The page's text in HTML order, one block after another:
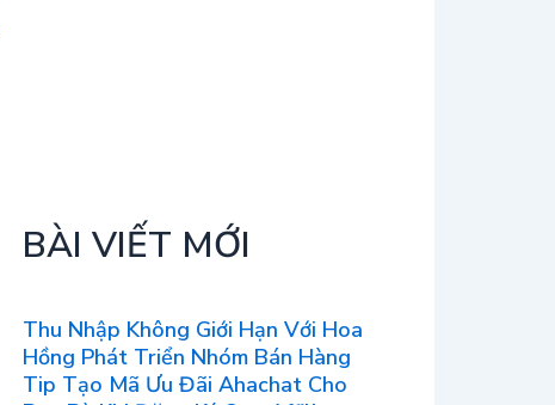
BÀI VIẾT MỚI
Thu Nhập Không Giới Hạn Với Hoa
Hồng Phát Triển Nhóm Bán Hàng
Tip Tạo Mã Ưu Đãi Ahachat Cho